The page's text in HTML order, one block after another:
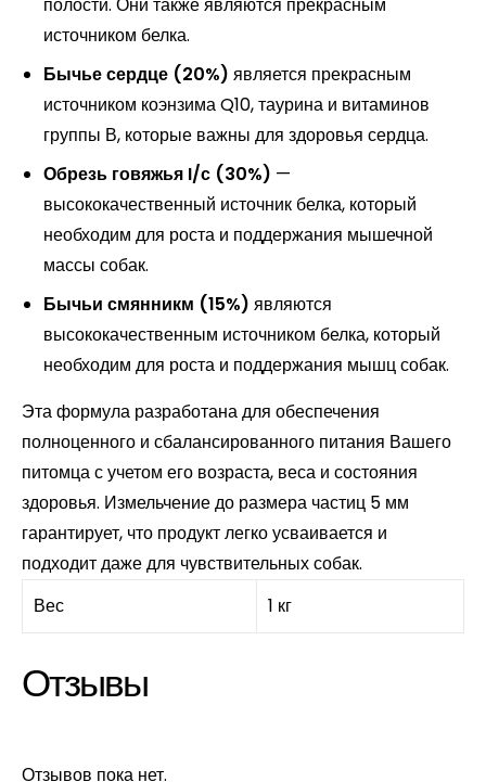
источником белка.
Бычье сердце (20%) является прекрасным
источником коэнзима Q10, таурина и витаминов
группы В, которые важны для здоровья сердца.
Обрезь говяжья I/с (30%) —
высококачественный источник белка, который
необходим для роста и поддержания мышечной
массы собак.
Бычьи смянникм (15%) являются
высококачественным источником белка, который
необходим для роста и поддержания мышц собак.
Эта формула разработана для обеспечения
полноценного и сбалансированного питания Вашего
питомца с учетом его возраста, веса и состояния
здоровья. Измельчение до размера частиц 5 мм
гарантирует, что продукт легко усваивается и
подходит даже для чувствительных собак.
Вес
1 кг
Отзывы
Отзывов пока нет.